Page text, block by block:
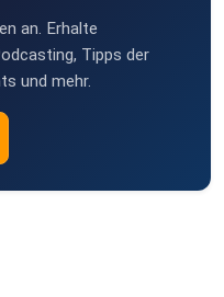
an. Erhalte
Tipps der
und mehr.